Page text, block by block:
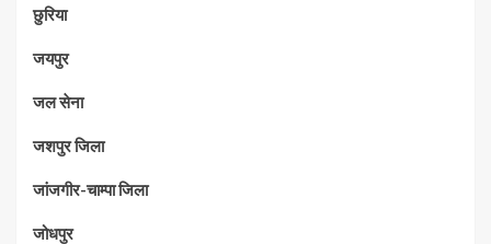
छुरिया
जयपुर
जल सेना
जशपुर जिला
जांजगीर-चाम्पा जिला
जोधपुर